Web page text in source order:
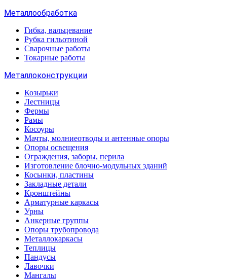
Металлообработка
Гибка, вальцевание
Рубка гильотиной
Сварочные работы
Токарные работы
Металлоконструкции
Козырьки
Лестницы
Фермы
Рамы
Косоуры
Мачты, молниеотводы и антенные опоры
Опоры освещения
Ограждения, заборы, перила
Изготовление блочно-модульных зданий
Косынки, пластины
Закладные детали
Кронштейны
Арматурные каркасы
Урны
Анкерные группы
Опоры трубопровода
Металлокаркасы
Теплицы
Пандусы
Лавочки
Мангалы